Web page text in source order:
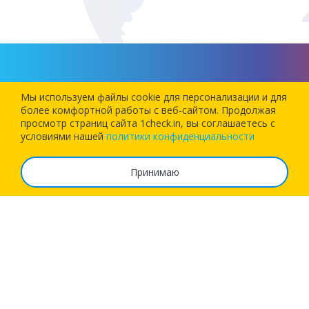
Попробуйте наше приложение
Установите наше приложение и позвольте 1Checkin
зарегистрировать вас на следующий рейс!
Мы используем файлы cookie для персонализации и для
более комфортной работы c веб-сайтом. Продолжая
просмотр страниц сайта 1check.in, вы соглашаетесь с
условиями нашей политики конфиденциальности
Принимаю